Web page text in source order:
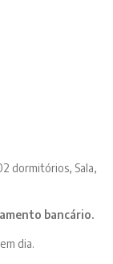
dormitórios, Sala,
bancário.
dia.